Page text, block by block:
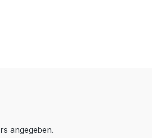
angegeben.